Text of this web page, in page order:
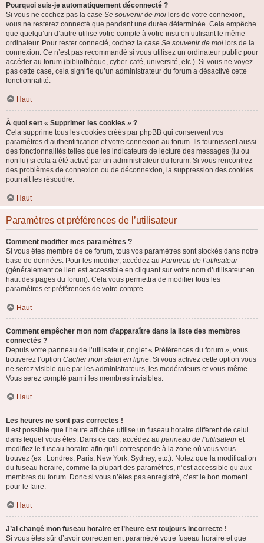
Pourquoi suis-je automatiquement déconnecté ?
Si vous ne cochez pas la case Se souvenir de moi lors de votre connexion,
vous ne resterez connecté que pendant une durée déterminée. Cela empêche
que quelqu’un d’autre utilise votre compte à votre insu en utilisant le même
ordinateur. Pour rester connecté, cochez la case Se souvenir de moi lors de la
connexion. Ce n’est pas recommandé si vous utilisez un ordinateur public pour
accéder au forum (bibliothèque, cyber-café, université, etc.). Si vous ne voyez
pas cette case, cela signifie qu’un administrateur du forum a désactivé cette
fonctionnalité.
Haut
À quoi sert « Supprimer les cookies » ?
Cela supprime tous les cookies créés par phpBB qui conservent vos
paramètres d’authentification et votre connexion au forum. Ils fournissent aussi
des fonctionnalités telles que les indicateurs de lecture des messages (lu ou
non lu) si cela a été activé par un administrateur du forum. Si vous rencontrez
des problèmes de connexion ou de déconnexion, la suppression des cookies
pourrait les résoudre.
Haut
Paramètres et préférences de l’utilisateur
Comment modifier mes paramètres ?
Si vous êtes membre de ce forum, tous vos paramètres sont stockés dans notre
base de données. Pour les modifier, accédez au Panneau de l’utilisateur
(généralement ce lien est accessible en cliquant sur votre nom d’utilisateur en
haut des pages du forum). Cela vous permettra de modifier tous les
paramètres et préférences de votre compte.
Haut
Comment empêcher mon nom d’apparaître dans la liste des membres
connectés ?
Depuis votre panneau de l’utilisateur, onglet « Préférences du forum », vous
trouverez l’option Cacher mon statut en ligne. Si vous activez cette option vous
ne serez visible que par les administrateurs, les modérateurs et vous-même.
Vous serez compté parmi les membres invisibles.
Haut
Les heures ne sont pas correctes !
Il est possible que l’heure affichée utilise un fuseau horaire différent de celui
dans lequel vous êtes. Dans ce cas, accédez au panneau de l’utilisateuret
modifiez le fuseau horaire afin qu’il corresponde à la zone où vous vous
trouvez (ex : Londres, Paris, New York, Sydney, etc.). Notez que la modification
du fuseau horaire, comme la plupart des paramètres, n’est accessible qu’aux
membres du forum. Donc si vous n’êtes pas enregistré, c’est le bon moment
pour le faire.
Haut
J’ai changé mon fuseau horaire et l’heure est toujours incorrecte !
Si vous êtes sûr d’avoir correctement paramétré votre fuseau horaire et que